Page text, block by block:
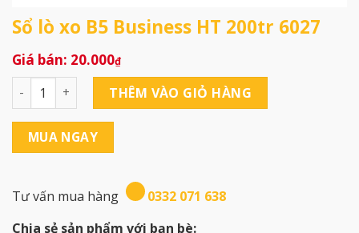
Sổ lò xo B5 Business HT 200tr 6027
20.000₫
Sổ lò xo B5 Business HT 200tr 6027 số lượng
THÊM VÀO GIỎ HÀNG
MUA NGAY
Tư vấn mua hàng
0332 071 638
Chia sẻ sản phẩm với bạn bè: